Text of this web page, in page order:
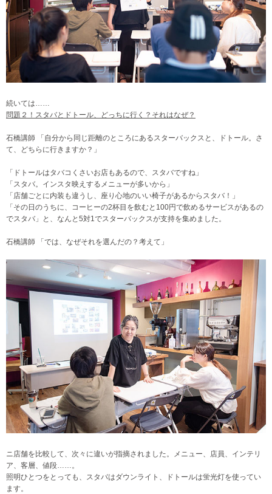
続いては……
問題２！スタバとドトール、どっちに行く？それはなぜ？
石橋講師 「自分から同じ距離のところにあるスターバックスと、ドトール。さ
て、どちらに行きますか？」
「ドトールはタバコくさいお店もあるので、スタバですね」
「スタバ。インスタ映えするメニューが多いから」
「店舗ごとに内装も違うし、座り心地のいい椅子があるからスタバ！」
「その日のうちに、コーヒーの2杯目を飲むと100円で飲めるサービスがあるの
でスタバ」と、なんと5対1でスターバックスが支持を集めました。
石橋講師 「では、なぜそれを選んだの？考えて」
ニ店舗を比較して、次々に違いが指摘されました。メニュー、店員、インテリ
ア、客層、値段……。
照明ひとつをとっても、スタバはダウンライト、ドトールは蛍光灯を使ってい
ます。